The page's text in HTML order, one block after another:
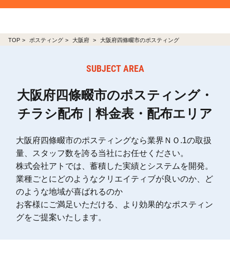
TOP ポスティング 大阪府 大阪府四條畷市のポスティング
SUBJECT AREA
大阪府四條畷市のポスティング・
チラシ配布｜料金表・配布エリア
大阪府四條畷市のポスティングなら業界ＮＯ.1の取扱
量、スタッフ数を誇る当社にお任せください。
株式会社アトでは、蓄積した実績とシステムを開発。
業種ごとにどのようなクリエイティブが良いのか、ど
のような地域が喜ばれるのか
お客様にご満足いただける、より効果的なポスティン
グをご提案いたします。